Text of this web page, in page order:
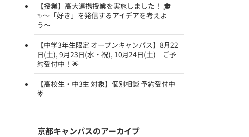
【授業】高大連携授業を実施しました！ 🎓
✨〜「好き」を発信するアイデアを考えよ
う〜
【中学3年生限定 オープンキャンパス】8月22
日(土), 9月23日(水・祝), 10月24日(土) ご予
約受付中！🌟
【高校生・中3生 対象】個別相談 予約受付中
🌟
京都キャンパスのアーカイブ